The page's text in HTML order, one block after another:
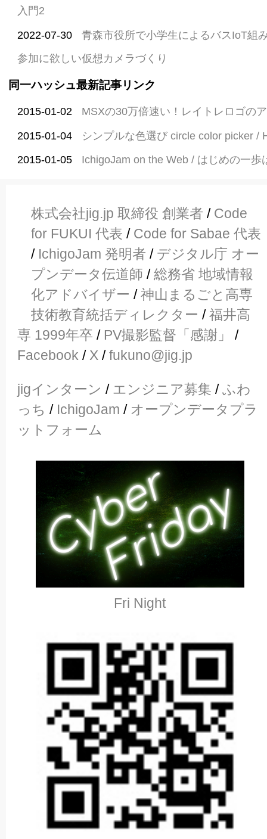
入門2
2022-07-30
青森市役所で小学生によるバスIoT組
参加に欲しい仮想カメラづくり
同一ハッシュ最新記事リンク
2015-01-02 MSXの30万倍速い！レイトレロゴの
2015-01-04 シンプルな色選び circle color picker /
2015-01-05 IchigoJam on the Web / はじめの一歩
株式会社jig.jp 取締役 創業者 / Code
for FUKUI 代表 / Code for Sabae 代表
/ IchigoJam 発明者 / デジタル庁 オー
プンデータ伝道師 /総務省 地域情報
化アドバイザー /神山まるごと高専
技術教育統括ディレクター /福井高
専 1999年卒 / PV撮影監督「感謝」
/
Facebook / X /fukuno@jig.jp
jigインターン / エンジニア募集 /ふわ
っち / IchigoJam / オープンデータプラ
ットフォーム
Fri Night